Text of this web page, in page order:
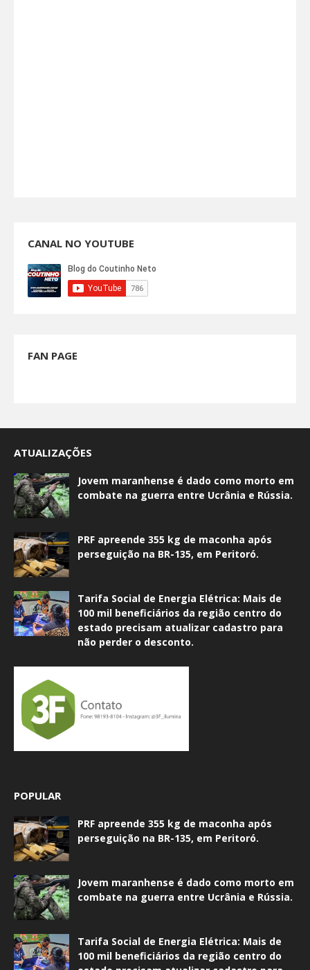
CANAL NO YOUTUBE
FAN PAGE
ATUALIZAÇÕES
Jovem maranhense é dado como morto em
combate na guerra entre Ucrânia e Rússia.
PRF apreende 355 kg de maconha após
perseguição na BR-135, em Peritoró.
Tarifa Social de Energia Elétrica: Mais de
100 mil beneficiários da região centro do
estado precisam atualizar cadastro para
não perder o desconto.
POPULAR
PRF apreende 355 kg de maconha após
perseguição na BR-135, em Peritoró.
Jovem maranhense é dado como morto em
combate na guerra entre Ucrânia e Rússia.
Tarifa Social de Energia Elétrica: Mais de
100 mil beneficiários da região centro do